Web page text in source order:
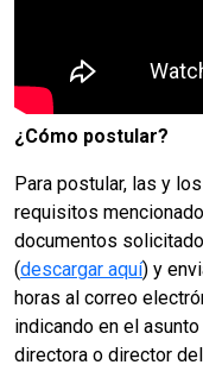
¿Cómo postular?
Para postular, las y
requisitos
documentos
(descargar aquí) y
horas al correo
indicando en el
directora o director